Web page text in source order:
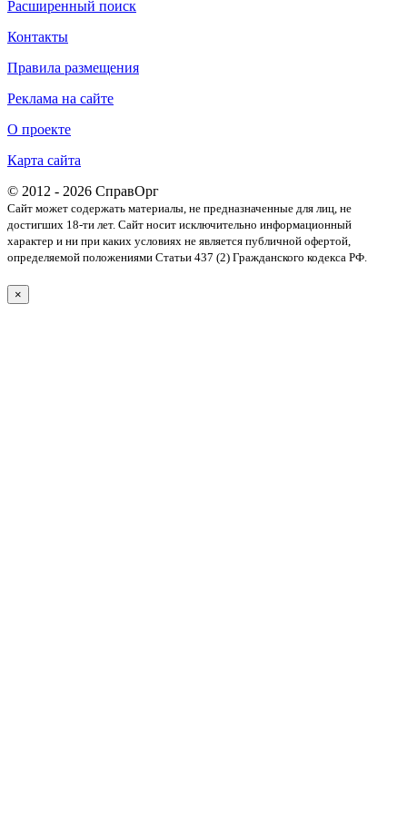
Расширенный поиск
Контакты
Правила размещения
Реклама на сайте
О проекте
Карта сайта
© 2012 - 2026 СправОрг
Сайт может содержать материалы, не предназначенные для лиц, не
достигших 18-ти лет. Cайт носит исключительно информационный
характер и ни при каких условиях не является публичной офертой,
определяемой положениями Статьи 437 (2) Гражданского кодекса РФ.
×